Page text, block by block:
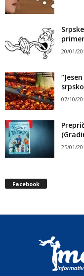
20/01/
07/10/
25/01/
Facebook